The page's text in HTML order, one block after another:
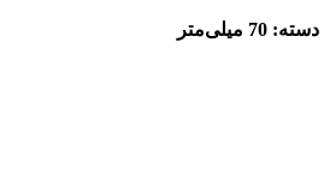
70 میلی‌متر